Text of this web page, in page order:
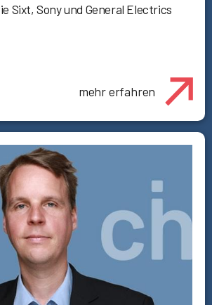
Sixt, Sony und General Electrics
mehr erfahren